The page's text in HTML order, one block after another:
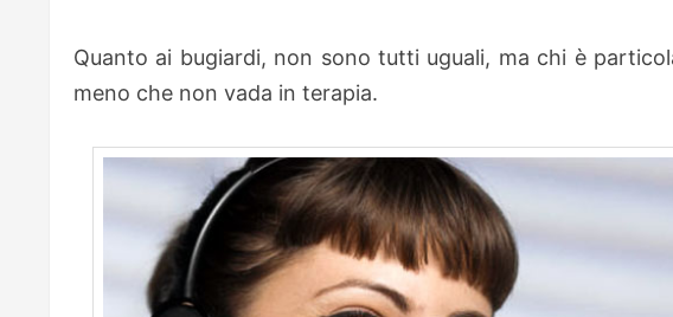
Quanto ai bugiardi, non sono tutti uguali, ma chi è
meno che non vada in terapia.